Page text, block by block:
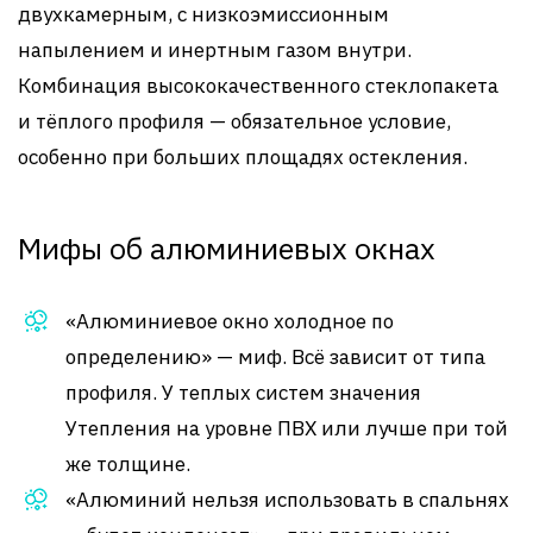
двухкамерным, с низкоэмиссионным
напылением и инертным газом внутри.
Комбинация высококачественного стеклопакета
и тёплого профиля — обязательное условие,
особенно при больших площадях остекления.
Мифы об алюминиевых окнах
«Алюминиевое окно холодное по
определению» — миф. Всё зависит от типа
профиля. У теплых систем значения
Утепления на уровне ПВХ или лучше при той
же толщине.
«Алюминий нельзя использовать в спальнях